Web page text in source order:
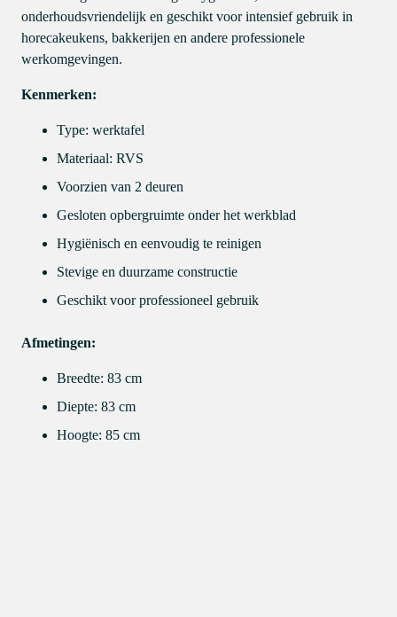
onderhoudsvriendelijk en geschikt voor intensief gebruik in
horecakeukens, bakkerijen en andere professionele
werkomgevingen.
Kenmerken:
Type: werktafel
Materiaal: RVS
Voorzien van 2 deuren
Gesloten opbergruimte onder het werkblad
Hygiënisch en eenvoudig te reinigen
Stevige en duurzame constructie
Geschikt voor professioneel gebruik
Afmetingen:
Breedte: 83 cm
Diepte: 83 cm
Hoogte: 85 cm